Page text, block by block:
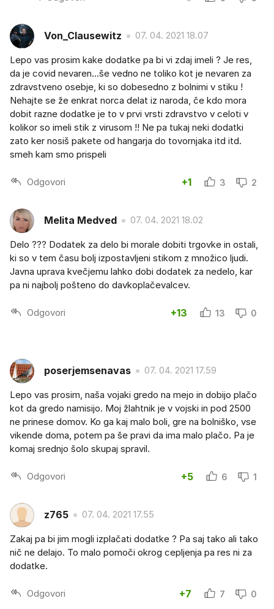
Von_Clausewitz 07. 04. 2021 18.07
Lepo vas prosim kake dodatke pa bi vi zdaj imeli ? Je res,
da je covid nevaren...še vedno ne toliko kot je nevaren za
zdravstveno osebje, ki so dobesedno z bolnimi v stiku !
Nehajte se že enkrat norca delat iz naroda, če kdo mora
dobit razne dodatke je to v prvi vrsti zdravstvo v celoti v
kolikor so imeli stik z virusom !! Ne pa tukaj neki dodatki
zato ker nosiš pakete od hangarja do tovornjaka itd itd.
smeh kam smo prispeli
Odgovori +1 3 2
Melita Medved 07. 04. 2021 18.02
Delo ??? Dodatek za delo bi morale dobiti trgovke in ostali,
ki so v tem času bolj izpostavljeni stikom z množico ljudi.
Javna uprava kvečjemu lahko dobi dodatek za nedelo, kar
pa ni najbolj pošteno do davkoplačevalcev.
Odgovori +13 13 0
poserjemsenavas 07. 04. 2021 17.59
Lepo vas prosim, naša vojaki gredo na mejo in dobijo plačo
kot da gredo namisijo. Moj žlahtnik je v vojski in pod 2500
ne prinese domov. Ko ga kaj malo boli, gre na bolniško, vse
vikende doma, potem pa še pravi da ima malo plačo. Pa je
komaj srednjo šolo skupaj spravil.
Odgovori +5 6 1
z765 07. 04. 2021 17.55
Zakaj pa bi jim mogli izplačati dodatke ? Pa saj tako ali tako
nič ne delajo. To malo pomoči okrog cepljenja pa res ni za
dodatke.
Odgovori +7 7 0